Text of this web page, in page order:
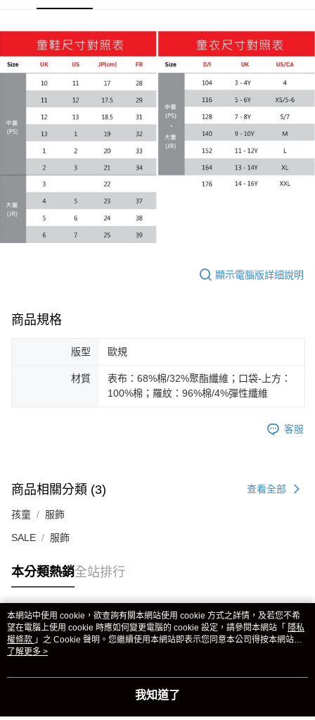
付款後7-11取貨
每筆NT$100，滿NT$1,800(含以上)免運費
宅配(離島恕不配送)
每筆NT$150，滿NT$1,800(含以上)免運費
宅配貨到付款(離島恕不配送)
每筆NT$180
顯示電腦版詳細說明
商品規格
版型 歐規
材質
表布：68%棉/32%聚酯纖維；口袋-上方：
100%棉；羅紋：96%棉/4%彈性纖維
客服
商品相關分類 (3) 查看全部
孩童 服飾
SALE 服飾
本分類熱銷全站排行
熱門標籤
本網站中使用 cookie，欲查詢有關本網站使用 cookie 方式之詳情，及若您不希
望在電腦上使用 cookie 時應如何變更電腦的 cookie 設定，請參閱本網站「 隱私
權條款 」之 Cookie 聲明。您繼續使用本網站即表示您同意本公司得按本網站使
用條款之 Cookie 聲明使用 cookie。
了解更多 >
我知道了